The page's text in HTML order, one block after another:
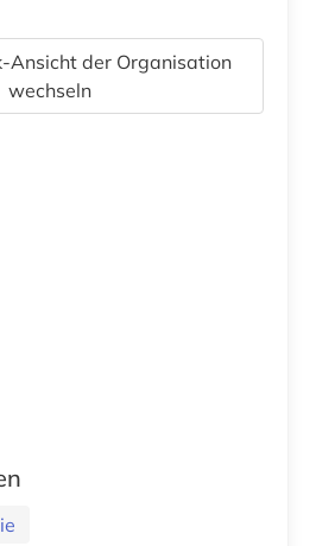
Ansicht der Organisation
wechseln